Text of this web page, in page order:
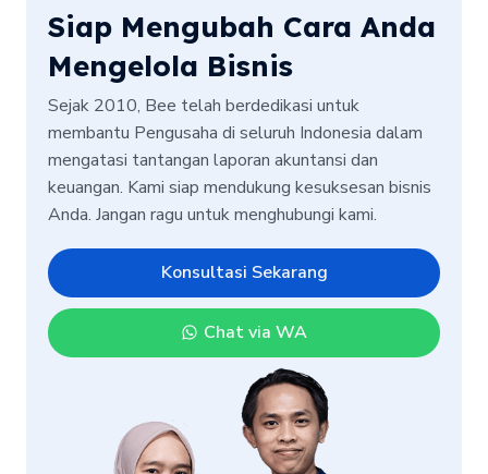
Siap Mengubah Cara Anda
Mengelola Bisnis
Sejak 2010, Bee telah berdedikasi untuk
membantu Pengusaha di seluruh Indonesia dalam
mengatasi tantangan laporan akuntansi dan
keuangan. Kami siap mendukung kesuksesan bisnis
Anda. Jangan ragu untuk menghubungi kami.
Konsultasi Sekarang
Chat via WA